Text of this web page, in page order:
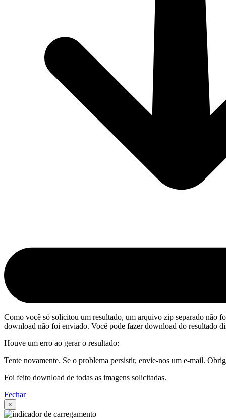
Como você só solicitou um resultado, um arquivo zip separado não
download não foi enviado. Você pode fazer download do resultado
Houve um erro ao gerar o resultado:
Tente novamente. Se o problema persistir, envie-nos um e-mail.
Foi feito download de todas as imagens solicitadas.
Fechar
×